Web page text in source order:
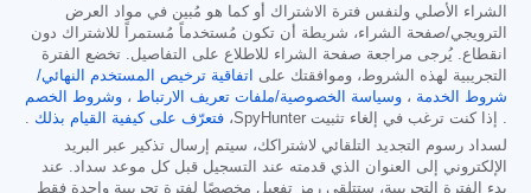
الشراء الأصلي ولنفس فترة الاشتراك أو كما هو مُبين في مواد العرض
الترويجي/صفحة الشراء، شريطة أن تكون مُستخدماً مُستمراً للاشتراك دون
انقطاع. يُرجى مراجعة صفحة الشراء للاطلاع على التفاصيل. تخضع الفترة
التجريبية لهذه الشروط، وموافقتك على
اتفاقية ترخيص المستخدم النهائي/
شروط الخدمة ، وسياسة الخصوصية/ملفات تعريف الارتباط ، وشروط الخصم
. إذا كنت ترغب في إلغاء تثبيت SpyHunter،
فتعرّف على كيفية القيام بذلك
لسداد رسوم التجديد التلقائي لاشتراكك، سيتم إرسال تذكير عبر البريد
الإلكتروني إلى العنوان الذي قدمته عند التسجيل قبل كل موعد سداد. عند
بدء الفترة التجريبية، ستتلقى رمز تفعيل مخصصًا لفترة تجريبية واحدة فقط